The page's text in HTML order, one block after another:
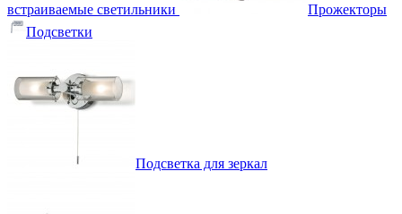
встраиваемые светильники
Прожекторы
Подсветки
Подсветка для зеркал